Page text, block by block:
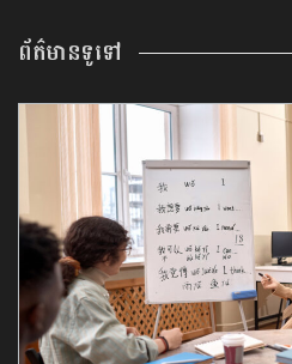
ព័ត៌មានទូទៅ